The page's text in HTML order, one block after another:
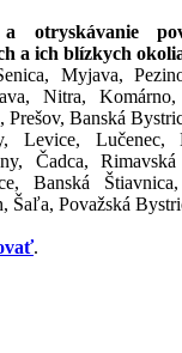
otryskávanie
a ich blízkych
Myjava,
Nitra, Komárno,
Banská
Levice, Lučenec,
Čadca,
Banská
Šaľa, Považská
.